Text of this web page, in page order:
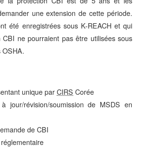
une extension de cette période.
été enregistrées sous K-REACH et qui
CBI ne pourraient pas être utilisées sous
OSHA.
unique parCIRS Corée
à jour/révision/soumission de MSDS en
de CBI